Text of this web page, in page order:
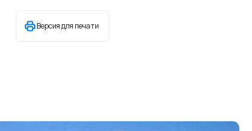
Версия для печати